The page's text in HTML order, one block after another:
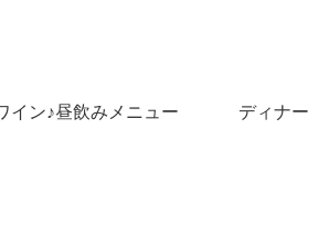
イン♪昼飲みメニュー ディナー